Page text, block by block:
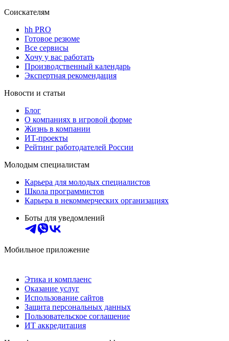
Соискателям
hh PRO
Готовое резюме
Все сервисы
Хочу у вас работать
Производственный календарь
Экспертная рекомендация
Новости и статьи
Блог
О компаниях в игровой форме
Жизнь в компании
ИТ-проекты
Рейтинг работодателей России
Молодым специалистам
Карьера для молодых специалистов
Школа программистов
Карьера в некоммерческих организациях
Боты для уведомлений
Мобильное приложение
Этика и комплаенс
Оказание услуг
Использование сайтов
Защита персональных данных
Пользовательское соглашение
ИТ аккредитация